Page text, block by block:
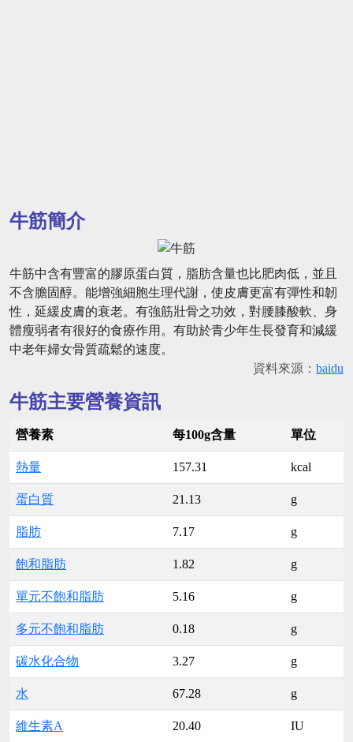
牛筋簡介
牛筋中含有豐富的膠原蛋白質，脂肪含量也比肥肉低，並且
不含膽固醇。能增強細胞生理代謝，使皮膚更富有彈性和韌
性，延緩皮膚的衰老。有強筋壯骨之功效，對腰膝酸軟、身
體瘦弱者有很好的食療作用。有助於青少年生長發育和減緩
中老年婦女骨質疏鬆的速度。
資料來源： baidu
牛筋主要營養資訊
營養素 每100g含量 單位
熱量 157.31 kcal
蛋白質 21.13 g
脂肪 7.17 g
飽和脂肪 1.82 g
單元不飽和脂肪 5.16 g
多元不飽和脂肪 0.18 g
碳水化合物 3.27 g
水 67.28 g
維生素A 20.40 IU